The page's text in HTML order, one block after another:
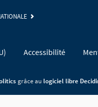
Accessibilité
grâce au logiciel libre